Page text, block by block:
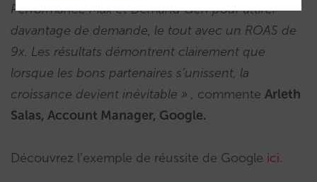
Performance Max et Demand Gen pour attirer
davantage de demande, le tout avec un ROAS de
9x. Les résultats démontrent clairement que
lorsque les bons partenaires s’unissent, la
croissance devient inévitable » , commente Arleth
Salas, Account Manager, Google.
Découvrez l’exemple de réussite de Google ici.